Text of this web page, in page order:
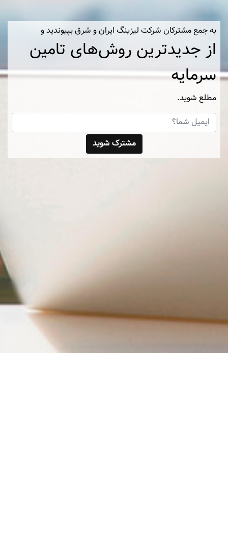
به جمع مشترکان شرکت لیزینگ ایران و شرق بپیوندید و
از جدیدترین روش‌های تامین
سرمایه
مطلع شوید.
مشترک شوید